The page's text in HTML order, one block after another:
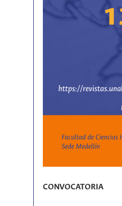
CONVOCATORIA